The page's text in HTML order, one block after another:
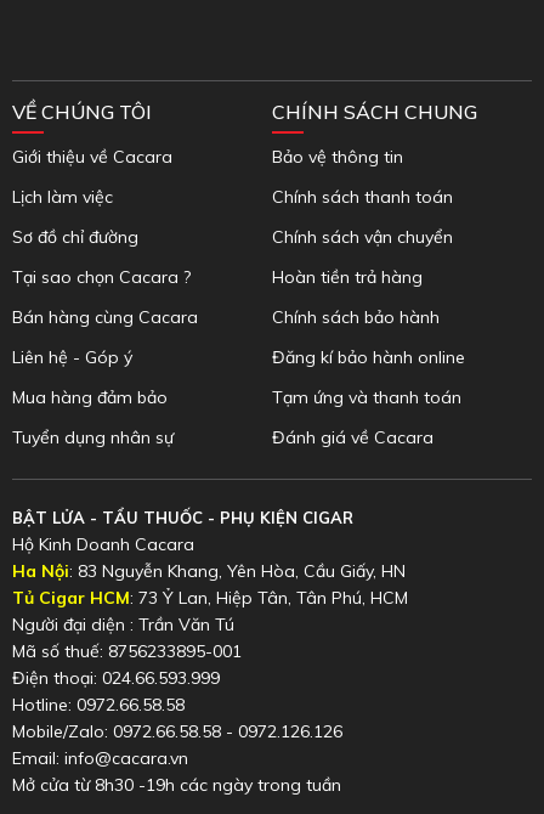
VỀ CHÚNG TÔI
Giới thiệu về Cacara
Lịch làm việc
Sơ đồ chỉ đường
Tại sao chọn Cacara ?
Bán hàng cùng Cacara
Liên hệ - Góp ý
Mua hàng đảm bảo
Tuyển dụng nhân sự
CHÍNH SÁCH CHUNG
Bảo vệ thông tin
Chính sách thanh toán
Chính sách vận chuyển
Hoàn tiền trả hàng
Chính sách bảo hành
Đăng kí bảo hành online
Tạm ứng và thanh toán
Đánh giá về Cacara
BẬT LỬA - TẨU THUỐC - PHỤ KIỆN CIGAR
Hộ Kinh Doanh Cacara
Ha Nội: 83 Nguyễn Khang, Yên Hòa, Cầu Giấy, HN
Tủ Cigar HCM: 73 Ỷ Lan, Hiệp Tân, Tân Phú, HCM
Người đại diện : Trần Văn Tú
Mã số thuế: 8756233895-001
Điện thoại: 024.66.593.999
Hotline: 0972.66.58.58
Mobile/Zalo: 0972.66.58.58 - 0972.126.126
Email: info@cacara.vn
Mở cửa từ 8h30 -19h các ngày trong tuần